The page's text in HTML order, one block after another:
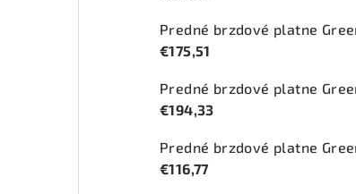
€175,51
€194,33
€116,77